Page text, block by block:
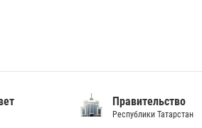
задержали подозреваемого
10 июля 2026, 12:50
Правительство
Республики Татарстан